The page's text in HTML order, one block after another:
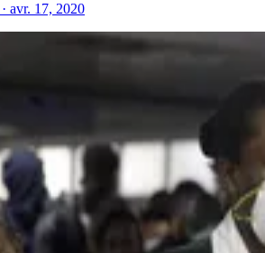
· avr. 17, 2020